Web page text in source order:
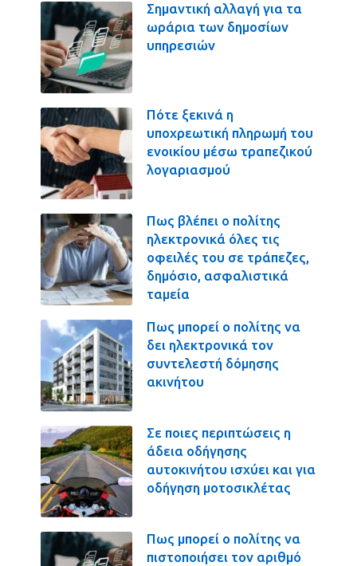
Σημαντική αλλαγή για τα
ωράρια των δημοσίων
υπηρεσιών
Πότε ξεκινά η
υποχρεωτική πληρωμή του
ενοικίου μέσω τραπεζικού
λογαριασμού
Πως βλέπει ο πολίτης
ηλεκτρονικά όλες τις
οφειλές του σε τράπεζες,
δημόσιο, ασφαλιστικά
ταμεία
Πως μπορεί ο πολίτης να
δει ηλεκτρονικά τον
συντελεστή δόμησης
ακινήτου
Σε ποιες περιπτώσεις η
άδεια οδήγησης
αυτοκινήτου ισχύει και για
οδήγηση μοτοσικλέτας
Πως μπορεί ο πολίτης να
πιστοποιήσει τον αριθμό